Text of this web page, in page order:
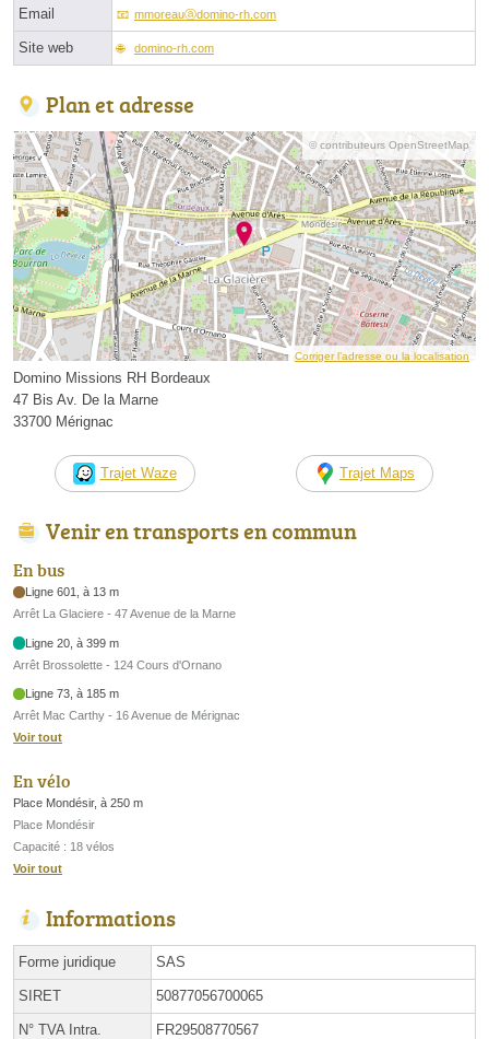
Email mmoreauⓐdomino-rh.com
Site web domino-rh.com
Plan et adresse
© contributeurs OpenStreetMap
Corriger l’adresse ou la localisation
Domino Missions RH Bordeaux
47 Bis Av. De la Marne
33700 Mérignac
Trajet Waze Trajet Maps
Venir en transports en commun
En bus
Ligne 601, à 13 m
Arrêt La Glaciere - 47 Avenue de la Marne
Ligne 20, à 399 m
Arrêt Brossolette - 124 Cours d'Ornano
Ligne 73, à 185 m
Arrêt Mac Carthy - 16 Avenue de Mérignac
Voir tout
En vélo
Place Mondésir, à 250 m
Place Mondésir
Capacité : 18 vélos
Voir tout
Informations
Forme juridique SAS
SIRET 50877056700065
N° TVA Intra. FR29508770567